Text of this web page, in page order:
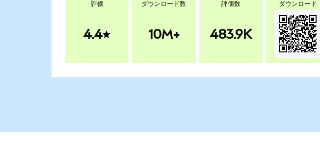
評価
4.4
ダウンロード数
10M+
評価数
483.9K
ダウンロード